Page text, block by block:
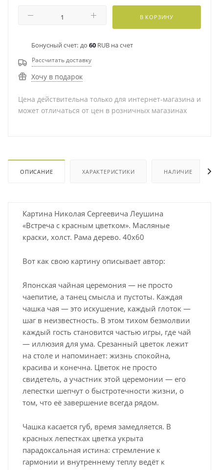
В КОРЗИНУ
Бонусный счет: до 60 RUB на счет
Рассчитать доставку
Хочу в подарок
Цена действительна только для интернет-магазина и
может отличаться от цен в розничных магазинах
ОПИСАНИЕ ХАРАКТЕРИСТИКИ НАЛИЧИЕ
Картина Николая Сергеевича Леушина
«Встреча с красным цветком». Масляные
краски, холст. Рама дерево. 40х60
Вот как свою картину описывает автор:
Японская чайная церемония — не просто
чаепитие, а танец смысла и пустоты. Каждая
чашка чая — это искушение, каждый глоток —
шаг в неизвестность. В этом тихом безмолвии
каждый гость становится частью игры, где чай
— иллюзия для ума. Срезанный цветок лежит
на столе и напоминает: жизнь спокойна,
красива и конечна. Цветок не просто
свидетель, а участник этой церемонии — его
лепестки шепчут о быстротечности жизни, о
том, что её завершение всегда рядом.
Чашка касается губ, время замедляется. В
красных лепестках цветка укрыта
парадоксальная истина: стремление к
гармонии и внутреннему теплу ведёт к